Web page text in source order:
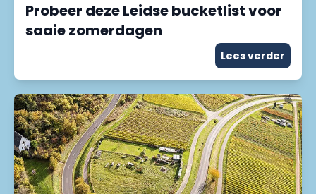
Probeer deze Leidse bucketlist voor
saaie zomerdagen
Lees verder